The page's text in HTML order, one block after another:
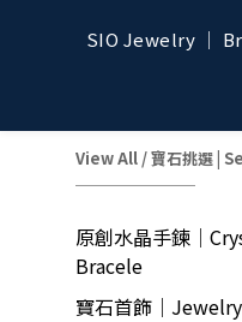
SIO Jewelry │
View All /寶石挑選 |
原創水晶手鍊
Bracele
寶石首飾｜Jewelry